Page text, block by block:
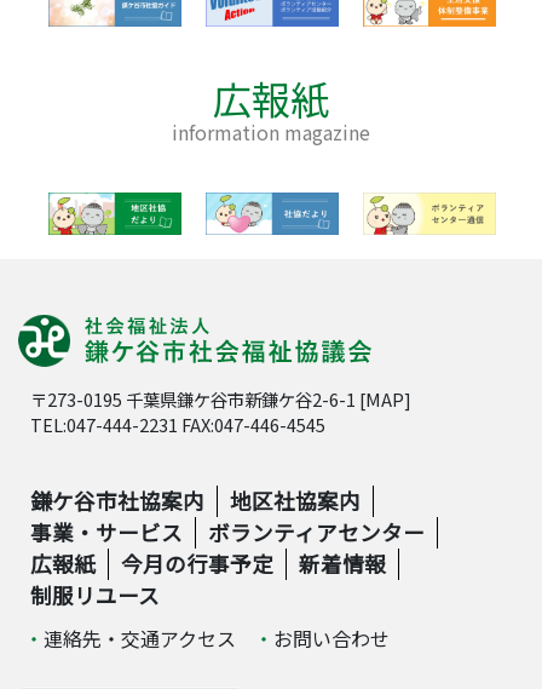
広報紙
information magazine
〒273-0195 千葉県鎌ケ谷市新鎌ケ谷2-6-1 [MAP]
TEL:047-444-2231 FAX:047-446-4545
鎌ケ谷市社協案内
地区社協案内
事業・サービス
ボランティアセンター
広報紙
今月の行事予定
新着情報
制服リユース
連絡先・交通アクセス お問い合わせ